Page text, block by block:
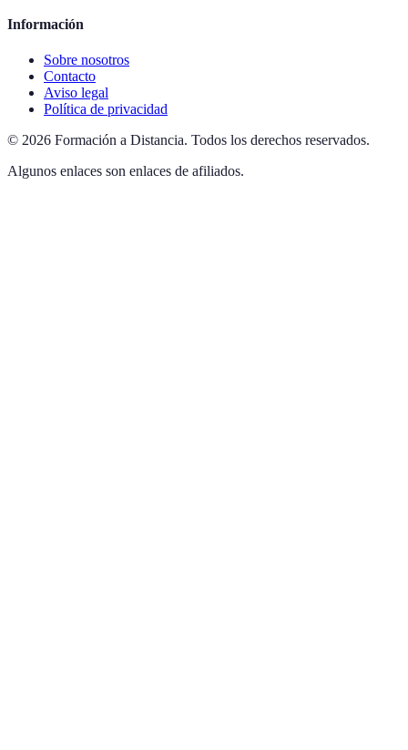
Información
Sobre nosotros
Contacto
Aviso legal
Política de privacidad
© 2026 Formación a Distancia. Todos los derechos reservados.
Algunos enlaces son enlaces de afiliados.